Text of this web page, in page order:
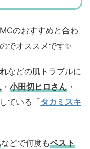
のおすすめと合わ
でオススメです✨
などの肌トラブルに
・ 小田切ヒロさん ・
ている「タカミスキ
などで何度もベスト